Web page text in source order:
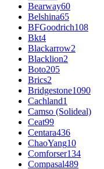
Bearway60
Belshina65
BFGoodrich108
Bkt4
Blackarrow2
Blacklion2
Boto205
Brics2
Bridgestone1090
Cachland1
Camso (Solideal)
Ceat99
Centara436
ChaoYang10
Comforser134
Compasal489